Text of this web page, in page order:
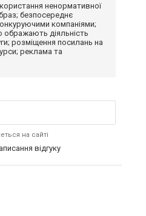
ненормативної
безпосереднє
компаніями;
ображають діяльність
розміщення посилань на
реклама та
на сайті
відгуку